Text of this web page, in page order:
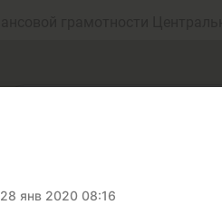
28 янв 2020 08:16